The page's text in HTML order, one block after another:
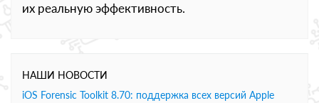
их реальную эффективность.
НАШИ НОВОСТИ
iOS Forensic Toolkit 8.70: поддержка всех версий Apple